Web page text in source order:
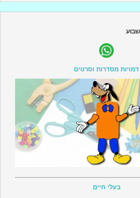
דמויות מסדרות וסרטים
בעלי חיים